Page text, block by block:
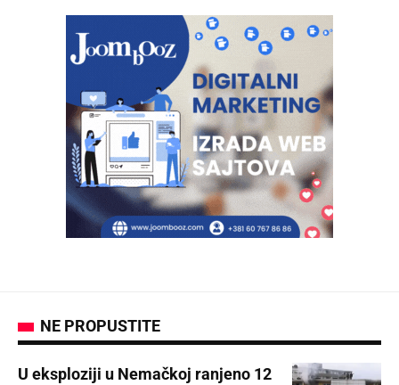
NE PROPUSTITE
U eksploziji u Nemačkoj ranjeno 12